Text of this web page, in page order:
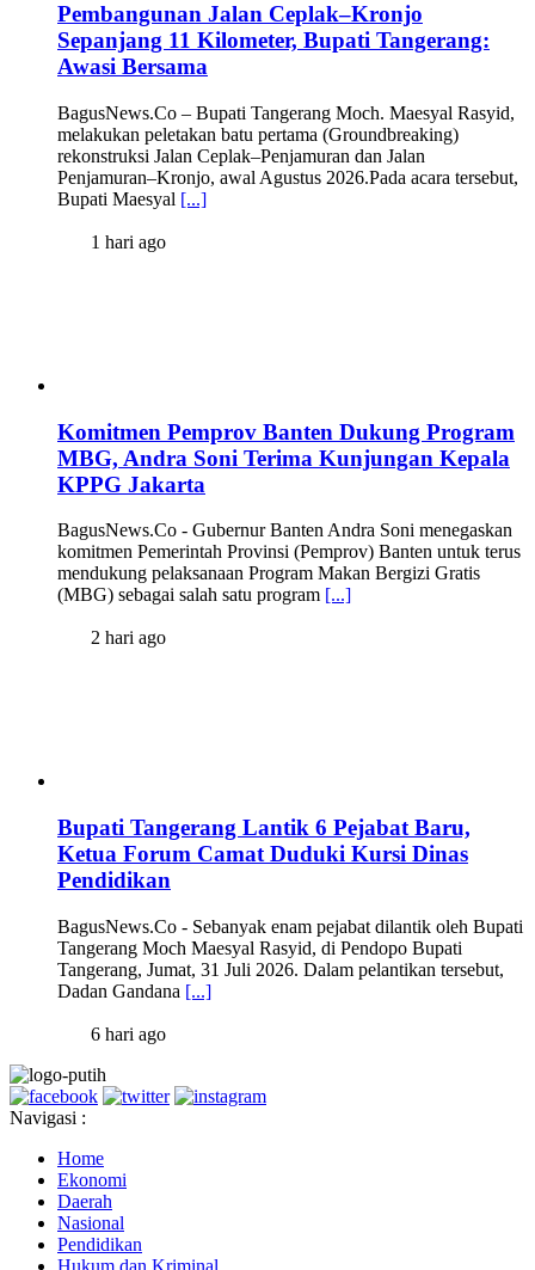
Pembangunan Jalan Ceplak–Kronjo
Sepanjang 11 Kilometer, Bupati Tangerang:
Awasi Bersama
BagusNews.Co – Bupati Tangerang Moch. Maesyal Rasyid,
melakukan peletakan batu pertama (Groundbreaking)
rekonstruksi Jalan Ceplak–Penjamuran dan Jalan
Penjamuran–Kronjo, awal Agustus 2026.Pada acara tersebut,
Bupati Maesyal [...]
1 hari ago
Komitmen Pemprov Banten Dukung Program
MBG, Andra Soni Terima Kunjungan Kepala
KPPG Jakarta
BagusNews.Co - Gubernur Banten Andra Soni menegaskan
komitmen Pemerintah Provinsi (Pemprov) Banten untuk terus
mendukung pelaksanaan Program Makan Bergizi Gratis
(MBG) sebagai salah satu program [...]
2 hari ago
Bupati Tangerang Lantik 6 Pejabat Baru,
Ketua Forum Camat Duduki Kursi Dinas
Pendidikan
BagusNews.Co - Sebanyak enam pejabat dilantik oleh Bupati
Tangerang Moch Maesyal Rasyid, di Pendopo Bupati
Tangerang, Jumat, 31 Juli 2026. Dalam pelantikan tersebut,
Dadan Gandana [...]
6 hari ago
Navigasi :
Home
Ekonomi
Daerah
Nasional
Pendidikan
Hukum dan Kriminal